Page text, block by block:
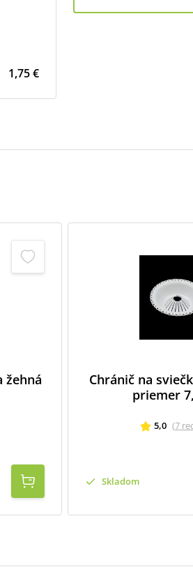
1,75 €
žehná
Chránič na
priemer
5,0 (7
Skladom